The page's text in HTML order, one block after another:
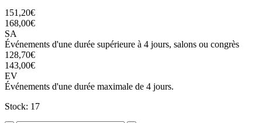
151,20€
168,00€
SA
Événements d'une durée supérieure à 4 jours, salons ou congrès
128,70€
143,00€
EV
Événements d'une durée maximale de 4 jours.
Stock: 17